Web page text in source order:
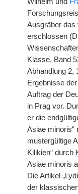
Ausgräber das
erschlossen
Klasse, Band
Abhandlung 2,
Ergebnisse
Auftrag der
in Prag vor.
er die
Asiae minoris“
mustergültige
Kilikien“ durch
Asiae minoris
Die Artikel
der